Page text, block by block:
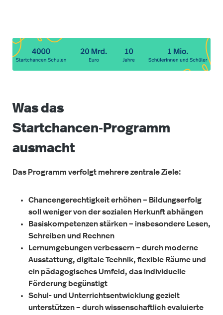
Was das
Startchancen‑Programm
ausmacht
Das Programm verfolgt mehrere zentrale Ziele:
Chancengerechtigkeit erhöhen – Bildungserfolg
soll weniger von der sozialen Herkunft abhängen
Basiskompetenzen stärken – insbesondere Lesen,
Schreiben und Rechnen
Lernumgebungen verbessern – durch moderne
Ausstattung, digitale Technik, flexible Räume und
ein pädagogisches Umfeld, das individuelle
Förderung begünstigt
Schul- und Unterrichtsentwicklung gezielt
unterstützen – durch wissenschaftlich evaluierte